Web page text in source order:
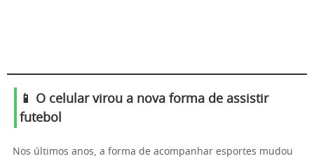
📱 O celular virou a nova forma de assistir
futebol
Nos últimos anos, a forma de acompanhar esportes mudou